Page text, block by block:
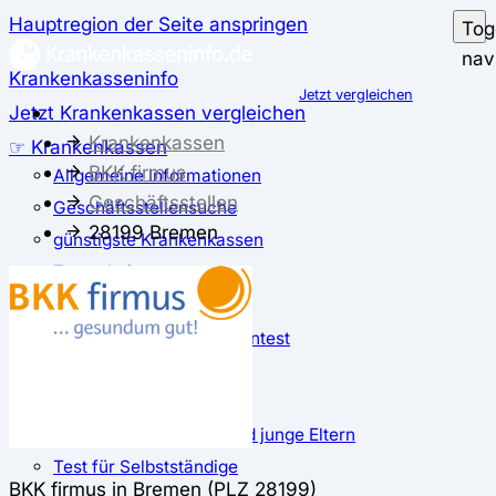
Hauptregion der Seite anspringen
Krankenkasseninfo
Jetzt Krankenkassen vergleichen
☞ Krankenkassen
Allgemeine Informationen
Geschäftsstellensuche
günstigste Krankenkassen
Zusatzbeitrag
✅ Krankenkassen Test
Der große Krankenkassentest
Test für Schwangere und junge Eltern
Test für Selbstständige
Jetzt vergleichen
Krankenkassen
BKK firmus
Geschäftsstellen
28199 Bremen
BKK firmus in Bremen (PLZ 28199)